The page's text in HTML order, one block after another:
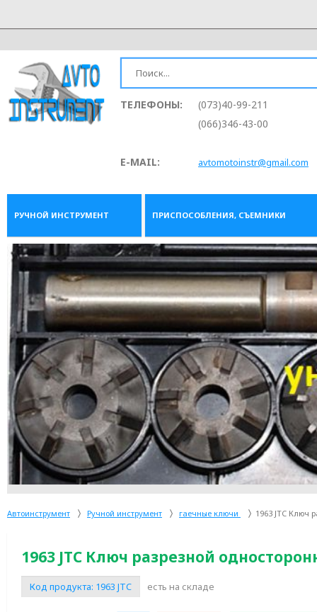
ТЕЛЕФОНЫ:
(073)40-99-211
(066)346-43-00
E-MAIL: avtomotoinstr@gmail.com
РУЧНОЙ ИНСТРУМЕНТ ПРИСПОСОБЛЕНИЯ, СЪЕМНИКИ
Автоинструмент Ручной инструмент гаечные ключи 1963 JTC Ключ
1963 JTC Ключ разрезной
Код продукта: 1963 JTC есть на складе